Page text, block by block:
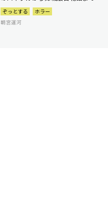
ぞっとする
ホラー
朝宮運河